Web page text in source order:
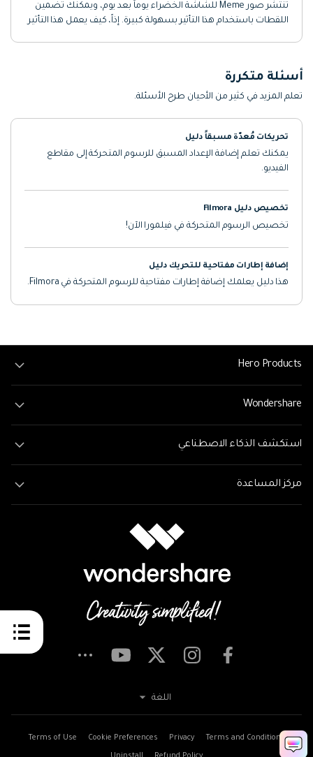
تنتشر صور Meme للشاشة الخضراء يوماً بعد يوم، ويمكنك تضمين
اللقطات باستخدام هذا التأثير بسهولة كبيرة. إذاً، كيف يعمل هذا التأثير
أسئلة متكررة
تعلم المزيد في كثير من الأحيان طرح الأسئلة.
تحريكات مُعدّة مسبقاً دليل
يمكنك تعلم إضافة الإعداد المسبق للرسوم المتحركة إلى مقاطع
الفيديو.
تخصيص دليل Filmora
تخصيص الرسوم المتحركة في فيلمورا الآن!
إضافة إطارات مفتاحية للتحريك دليل
هذا دليل يعلمك إضافة إطارات مفتاحية للرسوم المتحركة في Filmora.
Hero Products
Wondershare
استكشف الذكاء الاصطناعي
مركز المساعدة
Terms and Conditions
Privacy
Cookie Preferences
Terms of Use
اللغة